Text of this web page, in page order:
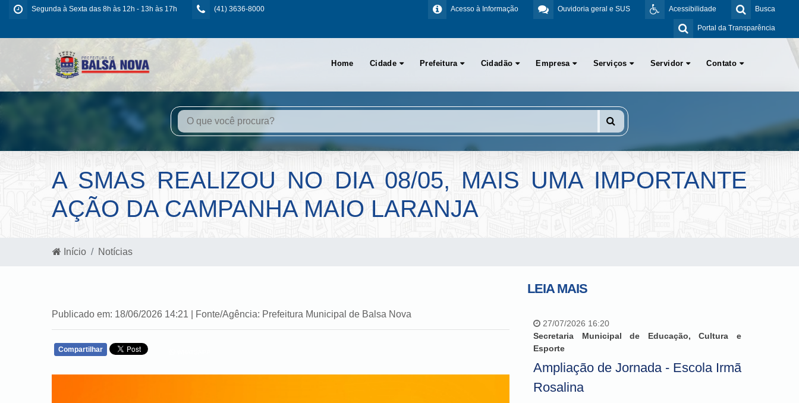
Segunda à Sexta das 8h às 12h - 13h às 17h (41) 3636-8000 Busca
Acessibilidade
Ouvidoria geral e SUS
Acesso à Informação
Portal da Transparência
Home Cidade Prefeitura Cidadão Empresa Serviços Servidor Contato
A SMAS REALIZOU NO DIA 08/05, MAIS UMA IMPORTANTE
AÇÃO DA CAMPANHA MAIO LARANJA
Início Notícias
Publicado em: 18/06/2026 14:21 | Fonte/Agência: Prefeitura Municipal de Balsa Nova
Compartilhar
LEIA MAIS
27/07/2026 16:20
Secretaria Municipal de Educação, Cultura e
Esporte
Ampliação de Jornada - Escola Irmã
Rosalina